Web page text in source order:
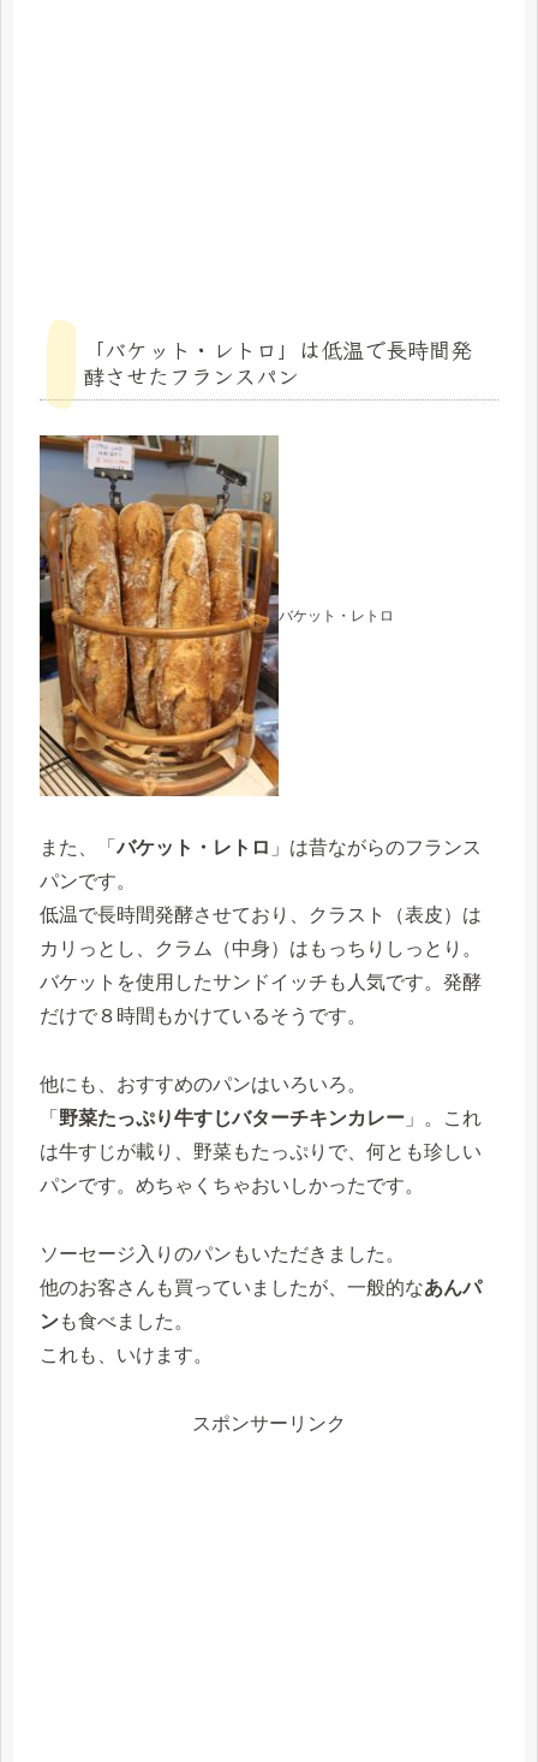
「バケット・レトロ」は低温で長時間発
酵させたフランスパン
バケット・レトロ
また、「バケット・レトロ 」は昔ながらのフランス
パンです。
低温で長時間発酵させており、クラスト（表皮）は
カリっとし、クラム（中身）はもっちりしっとり。
バケットを使用したサンドイッチも人気です。発酵
だけで８時間もかけているそうです。
他にも、おすすめのパンはいろいろ。
「 野菜たっぷり牛すじバターチキンカレー 」。これ
は牛すじが載り、野菜もたっぷりで、何とも珍しい
パンです。めちゃくちゃおいしかったです。
ソーセージ入りのパンもいただきました。
他のお客さんも買っていましたが、一般的なあんパ
ンも食べました。
これも、いけます。
スポンサーリンク